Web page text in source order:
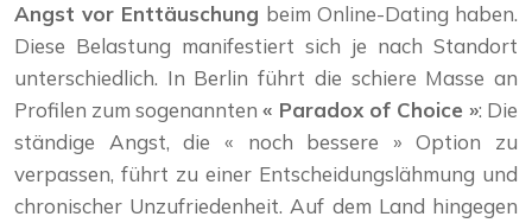
Angst vor Enttäuschung beim Online-Dating haben.
Diese Belastung manifestiert sich je nach Standort
unterschiedlich. In Berlin führt die schiere Masse an
Profilen zum sogenannten« Paradox of Choice »: Die
ständige Angst, die « noch bessere » Option zu
verpassen, führt zu einer Entscheidungslähmung und
chronischer Unzufriedenheit. Auf dem Land hingegen